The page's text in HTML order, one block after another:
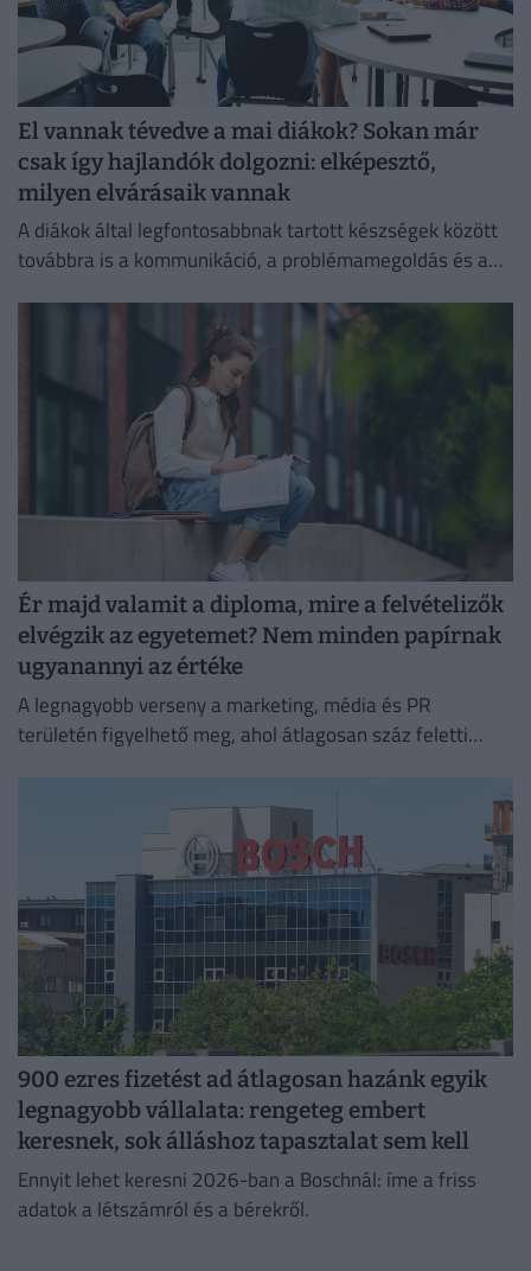
El vannak tévedve a mai diákok? Sokan már
csak így hajlandók dolgozni: elképesztő,
milyen elvárásaik vannak
A diákok által legfontosabbnak tartott készségek között
továbbra is a kommunikáció, a problémamegoldás és a
Ér majd valamit a diploma, mire a felvételizők
elvégzik az egyetemet? Nem minden papírnak
ugyanannyi az értéke
A legnagyobb verseny a marketing, média és PR
területén figyelhető meg, ahol átlagosan száz feletti
900 ezres fizetést ad átlagosan hazánk egyik
legnagyobb vállalata: rengeteg embert
keresnek, sok álláshoz tapasztalat sem kell
Ennyit lehet keresni 2026-ban a Boschnál: íme a friss
adatok a létszámról és a bérekről.